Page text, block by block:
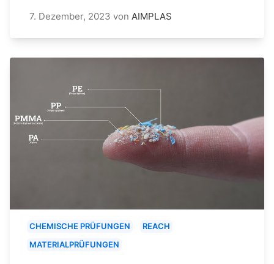
7. Dezember, 2023 von AIMPLAS
CHEMISCHE PRÜFUNGEN
REACH
MATERIALPRÜFUNGEN